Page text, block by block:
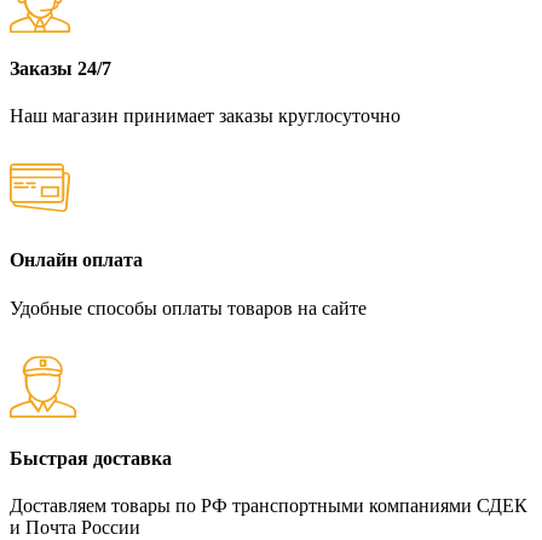
Заказы 24/7
Наш магазин принимает заказы круглосуточно
Онлайн оплата
Удобные способы оплаты товаров на сайте
Быстрая доставка
Доставляем товары по РФ транспортными компаниями СДЕК
и Почта России